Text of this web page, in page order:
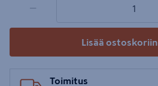
−
Lisää ostoskoriin
Toimitus